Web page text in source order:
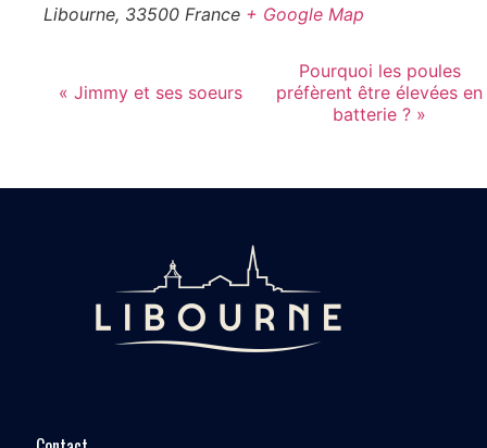
Libourne, 33500 France + Google Map
« Jimmy et ses soeurs
Pourquoi les poules
préfèrent être élevées en
batterie ? »